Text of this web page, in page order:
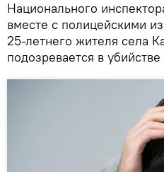
Национального
вместе с полицейскими
25-летнего жителя села
подозревается в